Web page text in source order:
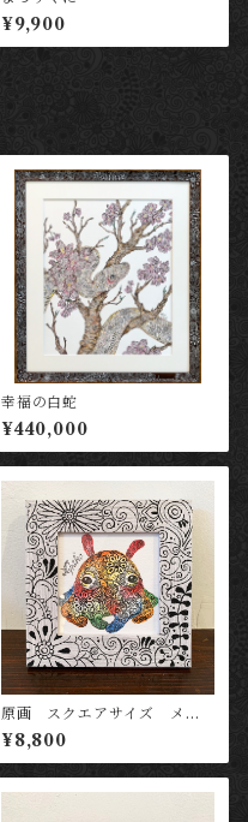
¥9,900
幸福の白蛇
¥440,000
原画 スクエアサイズ メン
ダコ
¥8,800